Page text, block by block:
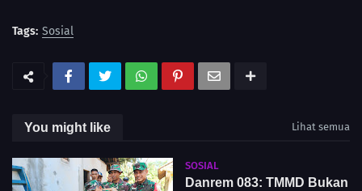
Tags: Sosial
You might like Lihat semua
SOSIAL
Danrem 083: TMMD Bukan